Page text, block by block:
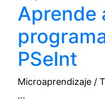
Aprende
PSeInt
Microaprendizaje /
…